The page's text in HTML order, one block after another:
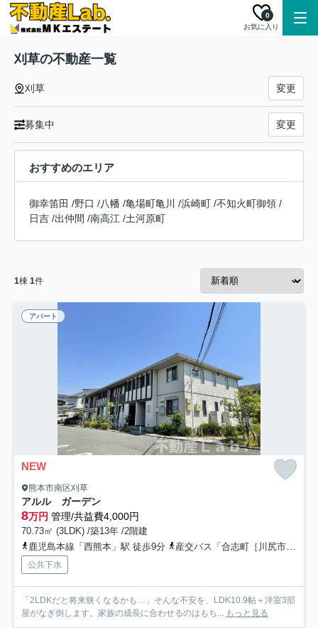
お気に入り
0
刈草の不動産一覧
刈草 変更
募集中 変更
おすすめのエリア
御幸笛田 /野口 /八幡 /亀場町亀川 /浜崎町 /不知火町御領 /
日吉 /出仲間 /南高江 /土河原町
1棟 1件
アパート
NEW
熊本市南区刈草
アルル ガーデン
8万円 管理/共益費4,000円
70.73㎡ (3LDK) /築13年 /2階建
鹿児島本線「西熊本」駅 徒歩9分
産交バス「合志町［川尻市道］」バス停下車 徒歩4分
公共下水
「2LDKだと将来狭くなるかも…」そんな不安を、LDK10.9帖＋洋室3部
屋がなぎ倒します。家族の成長に合わせるのはもち... もっと見る